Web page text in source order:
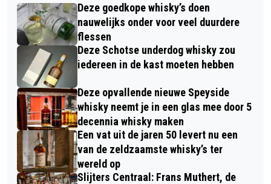
Deze goedkope whisky’s doen
nauwelijks onder voor veel duurdere
flessen
Deze Schotse underdog whisky zou
iedereen in de kast moeten hebben
Deze opvallende nieuwe Speyside
whisky neemt je in een glas mee door 5
decennia whisky maken
Een vat uit de jaren 50 levert nu een
van de zeldzaamste whisky’s ter
wereld op
Slijters Centraal: Frans Muthert, de